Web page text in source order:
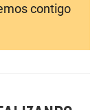
contigo